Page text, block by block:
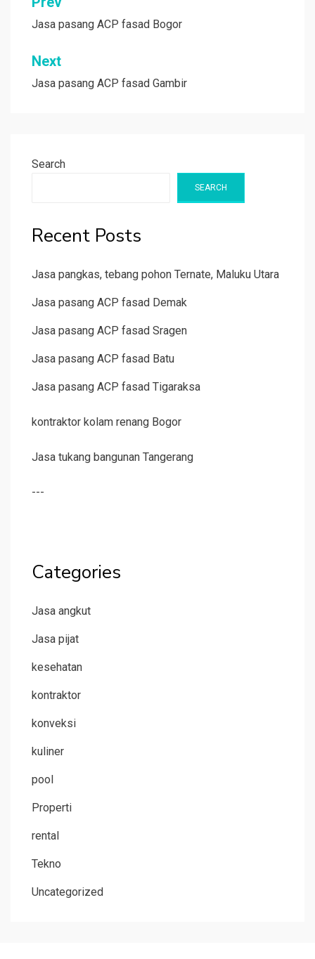
Post
navigation
Jasa pasang ACP fasad Bogor
Next
Jasa pasang ACP fasad Gambir
Search
SEARCH
Recent Posts
Jasa pangkas, tebang pohon Ternate, Maluku Utara
Jasa pasang ACP fasad Demak
Jasa pasang ACP fasad Sragen
Jasa pasang ACP fasad Batu
Jasa pasang ACP fasad Tigaraksa
kontraktor kolam renang Bogor
Jasa tukang bangunan Tangerang
---
Categories
Jasa angkut
Jasa pijat
kesehatan
kontraktor
konveksi
kuliner
pool
Properti
rental
Tekno
Uncategorized